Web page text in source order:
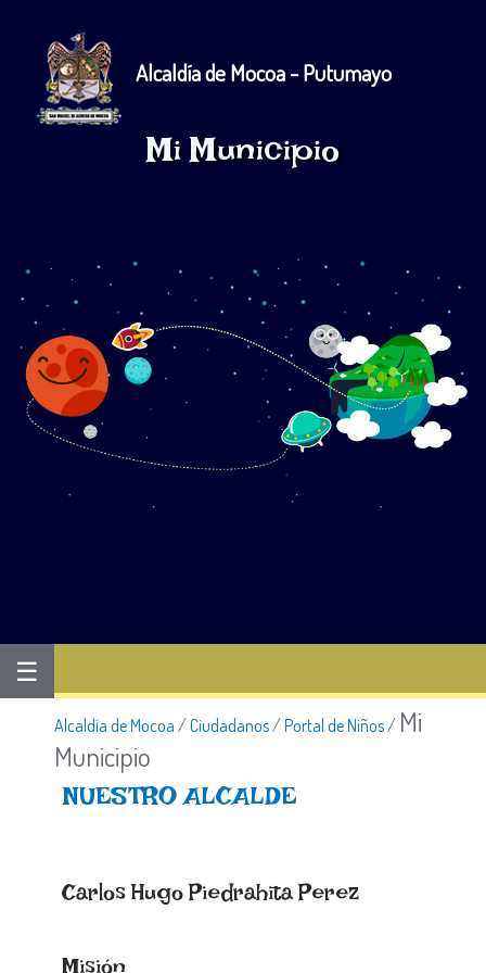
Alcaldía de Mocoa - Putumayo
Mi Municipio
☰
Alcaldía de Mocoa / Ciudadanos/ Portal de Niños/ Mi
Municipio
NUESTRO ALCALDE​
​Carlos Hugo Piedrahita Perez